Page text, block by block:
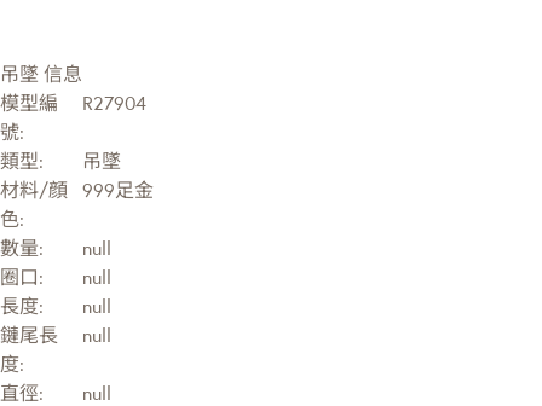
吊墜 信息
模型編
號:
R27904
類型:
吊墜
材料/顔
色:
999足金
數量:
null
圈口:
null
長度:
null
鏈尾長
度:
null
直徑:
null